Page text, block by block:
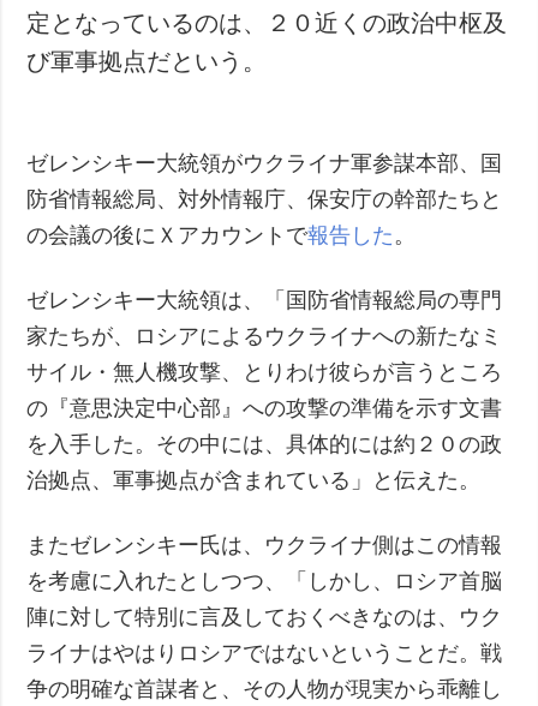
定となっているのは、２０近くの政治中枢及
び軍事拠点だという。
ゼレンシキー大統領がウクライナ軍参謀本部、国
防省情報総局、対外情報庁、保安庁の幹部たちと
の会議の後にＸアカウントで報告した 。
ゼレンシキー大統領は、「国防省情報総局の専門
家たちが、ロシアによるウクライナへの新たなミ
サイル・無人機攻撃、とりわけ彼らが言うところ
の『意思決定中心部』への攻撃の準備を示す文書
を入手した。その中には、具体的には約２０の政
治拠点、軍事拠点が含まれている」と伝えた。
またゼレンシキー氏は、ウクライナ側はこの情報
を考慮に入れたとしつつ、「しかし、ロシア首脳
陣に対して特別に言及しておくべきなのは、ウク
ライナはやはりロシアではないということだ。戦
争の明確な首謀者と、その人物が現実から乖離し